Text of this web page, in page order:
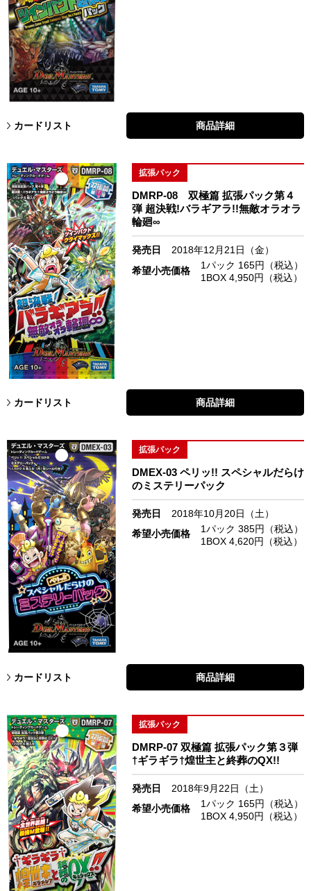
カードリスト 商品詳細
拡張パック
DMRP-08 双極篇 拡張パック第４
弾 超決戦!バラギアラ!!無敵オラオラ
輪廻∞
発売日
2018年12月21日（金）
希望小売価格
1パック 165円（税込）
1BOX 4,950円（税込）
カードリスト 商品詳細
拡張パック
DMEX-03 ペリッ!! スペシャルだらけ
のミステリーパック
発売日
2018年10月20日（土）
希望小売価格
1パック 385円（税込）
1BOX 4,620円（税込）
カードリスト 商品詳細
拡張パック
DMRP-07 双極篇 拡張パック第３弾
†ギラギラ†煌世主と終葬のQX!!
発売日
2018年9月22日（土）
希望小売価格
1パック 165円（税込）
1BOX 4,950円（税込）